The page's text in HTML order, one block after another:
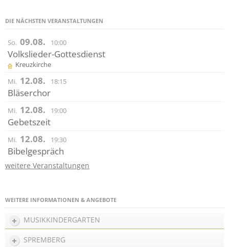
DIE NÄCHSTEN VERANSTALTUNGEN
So. 09.08. 10:00
Volkslieder-Gottesdienst
Kreuzkirche
Mi. 12.08. 18:15
Bläserchor
Mi. 12.08. 19:00
Gebetszeit
Mi. 12.08. 19:30
Bibelgespräch
weitere Veranstaltungen
WEITERE INFORMATIONEN & ANGEBOTE
MUSIKKINDERGARTEN
SPREMBERG